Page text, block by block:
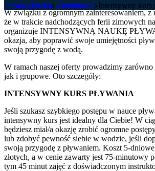
Strona główna Aktualności Intensywny kurs
W związku z ogromnym zainteresowaniem, z
że w trakcie nadchodzących ferii zimowych
organizuje INTENSYWNĄ NAUKĘ
okazja, aby poprawić swoje umiejętności
swoją przygodę z wodą.
W ramach naszej oferty prowadzimy
jak i grupowe. Oto szczegóły:
INTENSYWNY KURS PŁYWANIA
Jeśli szukasz szybkiego postępu w nauce
intensywny kurs jest idealny dla Ciebie! W
będziesz miał/a okazję zrobić ogromne
lub zdobyć pewność siebie w wodzie, jeśli
swoją przygodę z pływaniem. Koszt 5-
złotych, a w cenie zawarty jest 75-minutowy
tym 45 minut zajęć z doświadczonym